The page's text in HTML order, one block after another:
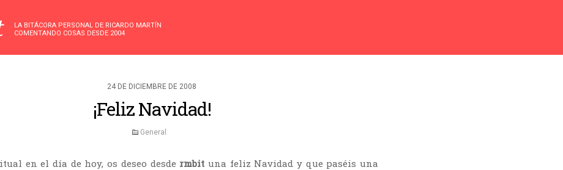
LA BITÁCORA PERSONAL DE RICARDO MARTÍN
COMENTANDO COSAS DESDE 2004
24 DE DICIEMBRE DE 2008
¡Feliz Navidad!
General
en el día de hoy, os deseo desde rmbit una feliz Navidad y que paséis una